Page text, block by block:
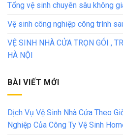
Tổng vệ sinh chuyên sâu không
Vệ sinh công nghiệp công trình
VỆ SINH NHÀ CỬA TRỌN GÓI ,
HÀ NỘI
BÀI VIẾT MỚI
Dịch Vụ Vệ Sinh Nhà Cửa Theo
Nghiệp Của Công Ty Vệ Sinh